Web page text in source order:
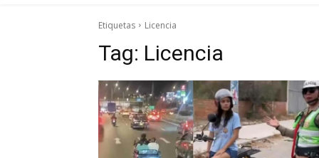
Etiquetas Licencia
Tag: Licencia